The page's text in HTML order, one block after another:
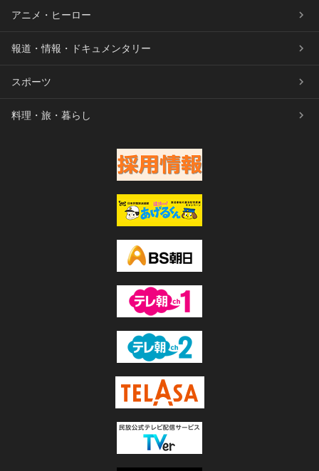
アニメ・ヒーロー
報道・情報・ドキュメンタリー
スポーツ
料理・旅・暮らし